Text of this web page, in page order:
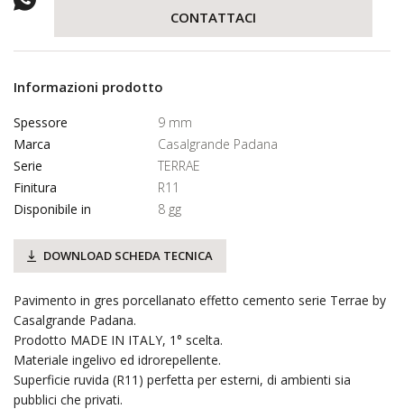
CONTATTACI
Informazioni prodotto
Spessore
9 mm
Marca
Casalgrande Padana
Serie
TERRAE
Finitura
R11
Disponibile in
8 gg
DOWNLOAD SCHEDA TECNICA
Pavimento in gres porcellanato effetto cemento serie Terrae by
Casalgrande Padana.
Prodotto MADE IN ITALY, 1° scelta.
Materiale ingelivo ed idrorepellente.
Superficie ruvida (R11) perfetta per esterni, di ambienti sia
pubblici che privati.